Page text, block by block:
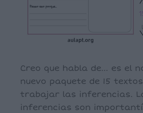
Creo que habla de… es el
nuevo paquete de 15
trabajar las inferencias.
inferencias son